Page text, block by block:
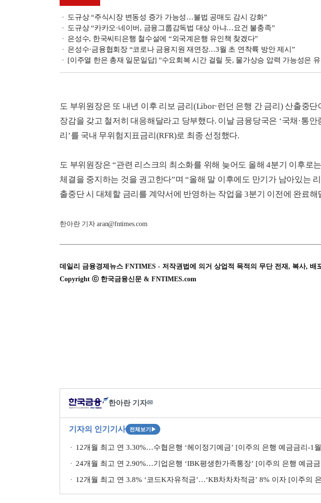
도규상 “주식시장 변동성 증가 가능성…불법 공매도 감시 강화”
도규상 “카카오·네이버, 금융그룹감독법 대상 아냐…요건 불충족”
은성수, 한국씨티은행 철수설에 “외국계은행 유인책 찾겠다”
은성수·금융협회장 “코로나 금융지원 재연장…3월 초 연착륙 방안 제시”
[이주열 한은 총재 일문일답] "수요회복 시간 걸릴 듯, 물가상승 압력 가능성은
도 부위원장은 또 내년 이후 리보 금리(Libor·런던 은행 간 금리) 산출중
장감을 갖고 철저히 대응해달라고 당부했다. 이날 금융당국은 ‘국채·통
리’를 국내 무위험지표금리(RFR)로 최종 선정했다.
도 부위원장은 “관련 리스크의 최소화를 위해 늦어도 올해 4분기 이후로
체결을 중지하는 것을 권고한다”며 “올해 말 이후에도 만기가 남아있는
출중단 시 대체할 금리를 계약서에 반영하는 작업을 3분기 이전에 완료해
한아란 기자 aran@fntimes.com
데일리 금융경제뉴스 FNTIMES - 저작권법에 의거 상업적 목적의 무단 전재, 복사, 배
Copyright ⓒ 한국금융신문 & FNTIMES.com
한아란 기자✉
기자의 인기기사 전체보기 ▶
12개월 최고 연 3.30%…수협은행 ‘헤이정기예금’ [이주의 은행 예금금리-1
24개월 최고 연 2.90%…기업은행 ‘IBK평생한가족통장’ [이주의 은행 예금
12개월 최고 연 3.8% ‘코드K자유적금’…‘KB차차차적금’ 8% 이자 [이주의